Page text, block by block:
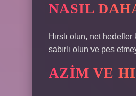
NASIL
Hırslı olun, net
sabırlı olun ve pes
AZIM VE